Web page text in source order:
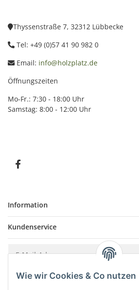
Thyssenstraße 7, 32312 Lübbecke
Tel: +49 (0)57 41 90 982 0
Email: info@holzplatz.de
Öffnungszeiten
Mo-Fr.: 7:30 - 18:00 Uhr
Samstag: 8:00 - 12:00 Uhr
Information
Kundenservice
Bitte senden Sie mir entsprechend Ihrer
Wie wir Cookies & Co nutzen